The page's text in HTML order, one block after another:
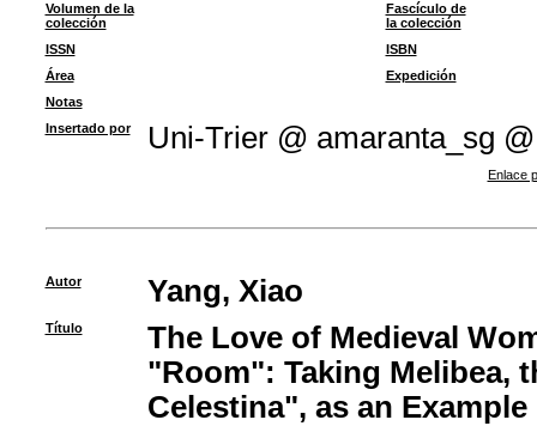
Volumen de la
colección
Fascículo de
la colección
ISSN
ISBN
Área
Expedición
Notas
Insertado por
Uni-Trier @ amaranta_sg @
Enlace
Autor Yang, Xiao
Título
The Love of Medieval
"Room": Taking Melibea,
Celestina", as an Example